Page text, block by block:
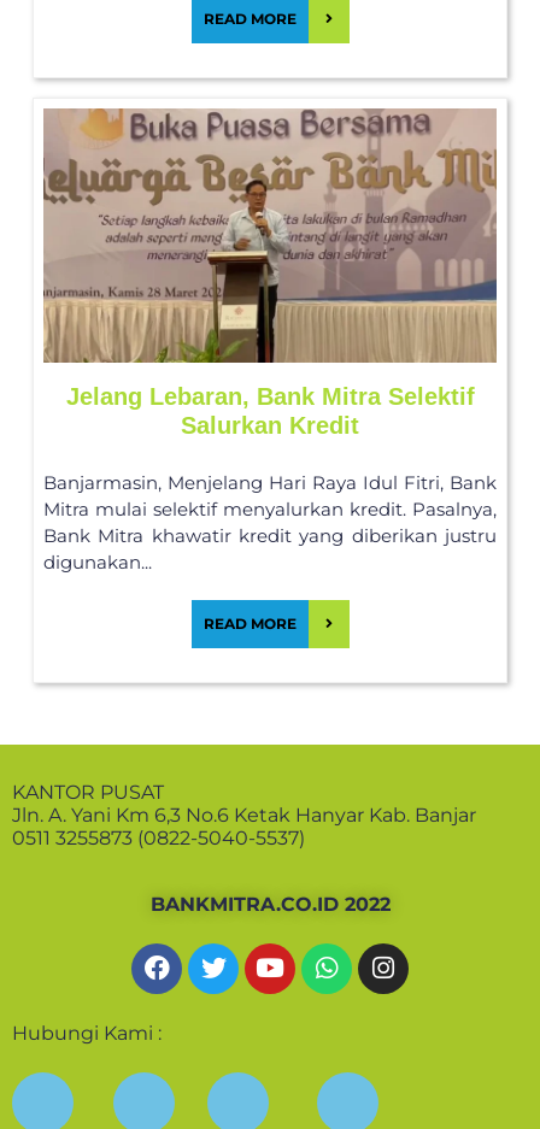
READ MORE
Jelang Lebaran, Bank Mitra Selektif
Salurkan Kredit
Banjarmasin, Menjelang Hari Raya Idul Fitri, Bank
Mitra mulai selektif menyalurkan kredit. Pasalnya,
Bank Mitra khawatir kredit yang diberikan justru
digunakan...
READ MORE
KANTOR PUSAT
Jln. A. Yani Km 6,3 No.6 Ketak Hanyar Kab. Banjar
0511 3255873 (0822-5040-5537)
BANKMITRA.CO.ID 2022
Hubungi Kami :